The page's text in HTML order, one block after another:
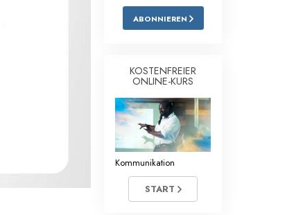
Antworten auf das Drogenproblem
Werkzeuge für den Arbeitsplatz
Ethik und die Zustände
Die Ursache von Unterdrückung
Ermittlungen
Grundlagen des Organisierens
ABONNIEREN
KOSTENFREIER
ONLINE-KURS
Kommunikation
START